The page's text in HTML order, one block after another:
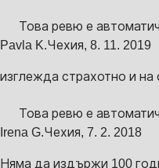
Това ревю е
Pavla K.Чехия, 8. 11. 2019
изглежда страхотно и на
Това ревю е
Irena G.Чехия, 7. 2. 2018
Няма да издържи 100